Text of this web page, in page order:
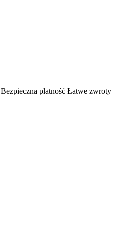
Bezpieczna płatność Łatwe zwroty